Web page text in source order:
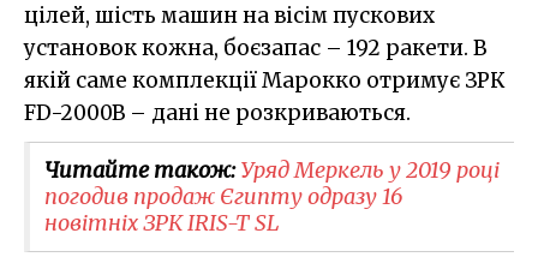
цілей, шість машин на вісім пускових
установок кожна, боєзапас – 192 ракети. В
якій саме комплекції Марокко отримує ЗРК
FD-2000B – дані не розкриваються.
Читайте також:Уряд Меркель у 2019 році
погодив продаж Єгипту одразу 16
новітніх ЗРК IRIS-T SL